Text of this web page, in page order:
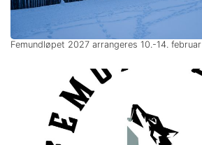
Femundløpet 2027 arrangeres 10.-14. februar